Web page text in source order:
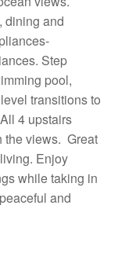
dining and
Step
pool,
transitions to
4 upstairs
the views. Great
Enjoy
while taking in
and